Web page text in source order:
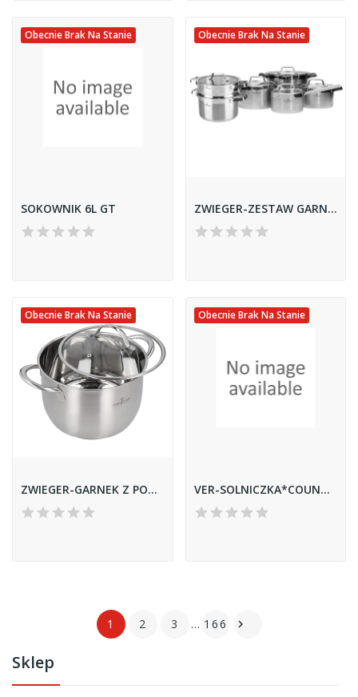
Sklep
Obecnie Brak Na Stanie
SOKOWNIK 6L GT
Obecnie Brak Na Stanie
ZWIEGER-ZESTAW GARNKÓW 11 EL. *FUSION*
Obecnie Brak Na Stanie
ZWIEGER-GARNEK Z POKRYWĄ *PRACTI PLUS* 24CM
Obecnie Brak Na Stanie
VER-SOLNICZKA*COUNTRY* 03386
1 2 3 … 166 